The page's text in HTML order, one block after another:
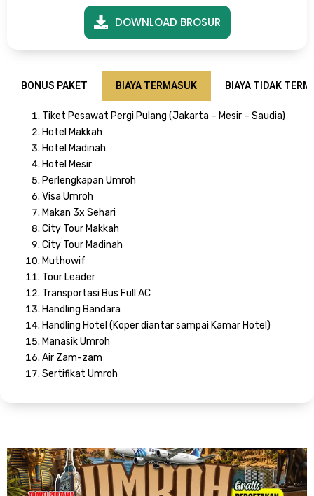
DOWNLOAD BROSUR
BONUS PAKET BIAYA TERMASUK BIAYA TIDAK
Tiket Pesawat Pergi Pulang (Jakarta – Mesir – Saudia)
Hotel Makkah
Hotel Madinah
Hotel Mesir
Perlengkapan Umroh
Visa Umroh
Makan 3x Sehari
City Tour Makkah
City Tour Madinah
Muthowif
Tour Leader
Transportasi Bus Full AC
Handling Bandara
Handling Hotel (Koper diantar sampai Kamar Hotel)
Manasik Umroh
Air Zam-zam
Sertifikat Umroh